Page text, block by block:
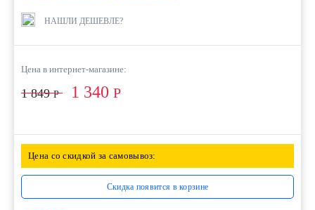
НАШЛИ ДЕШЕВЛЕ?
Цена в интернет-магазине:
1 849Р 1 340 Р
Цена со скидкой за самовывоз:
Скидка появится в корзине